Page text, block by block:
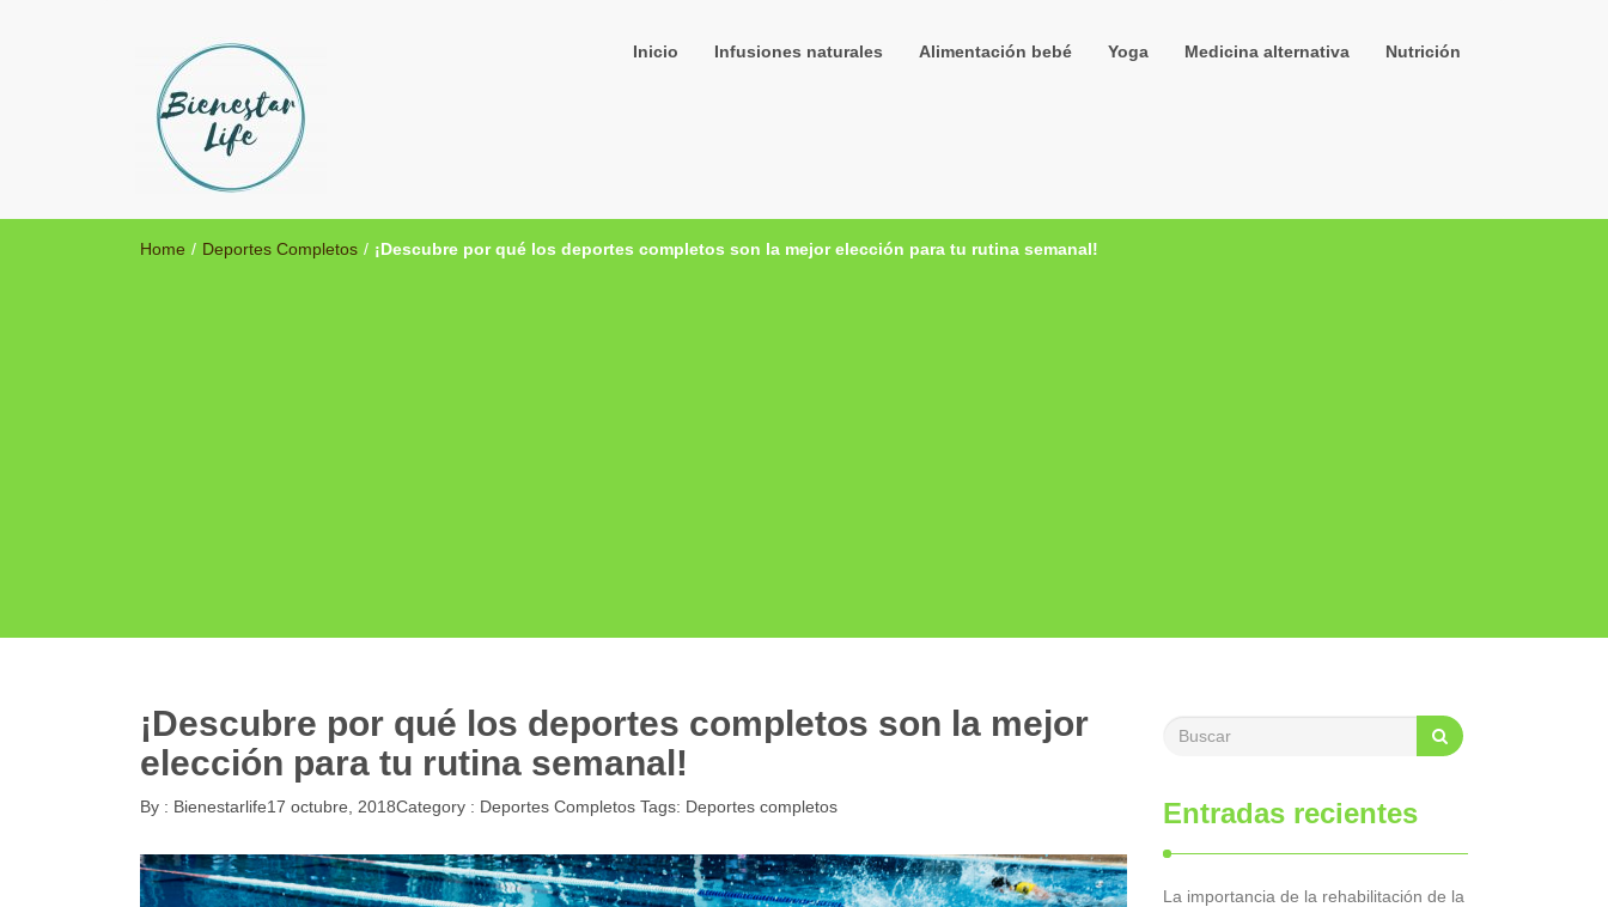
Inicio Infusiones naturales Alimentación bebé Yoga Medicina alternativa Nutrición
Home / Deportes Completos / ¡Descubre por qué los deportes completos son la mejor elección para tu rutina semanal!
¡Descubre por qué los deportes completos son la mejor
elección para tu rutina semanal!
By : Bienestarlife17 octubre, 2018Category : Deportes Completos Tags: Deportes completos Entradas recientes
La importancia de la rehabilitación de la